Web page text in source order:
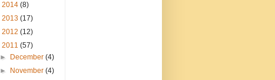
2014 (8)
2013 (17)
2012 (12)
2011 (57)
►
December(4)
►
November(4)